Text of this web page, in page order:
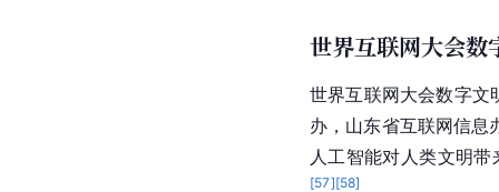
世界互联网大会数
世界互联网大会数字文
办，山东省互联网信息
人工智能对人类文明
[57][58]